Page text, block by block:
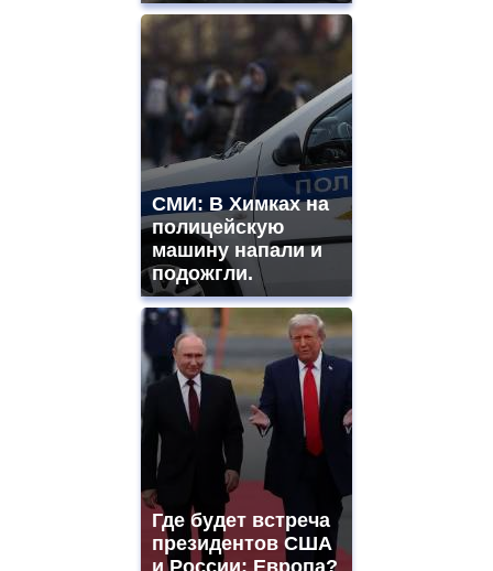
СМИ: В Химках на
полицейскую
машину напали и
подожгли.
Где будет встреча
президентов США